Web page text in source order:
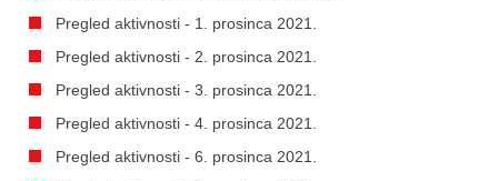
Pregled aktivnosti - 1. prosinca 2021.
Pregled aktivnosti - 2. prosinca 2021.
Pregled aktivnosti - 3. prosinca 2021.
Pregled aktivnosti - 4. prosinca 2021.
Pregled aktivnosti - 6. prosinca 2021.